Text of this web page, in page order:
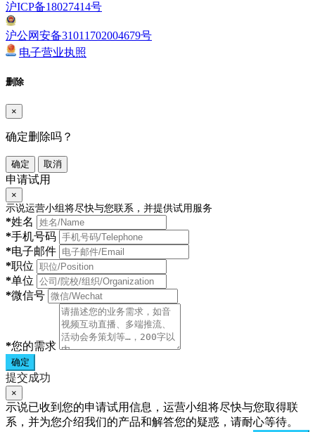
沪ICP备18027414号
沪公网安备31011702004679号
电子营业执照
删除
×
确定删除吗？
确定 取消
申请试用
×
示说运营小组将尽快与您联系，并提供试用服务
*姓名
*手机号码
*电子邮件
*职位
*单位
*微信号
*您的需求
确定
提交成功
×
示说已收到您的申请试用信息，运营小组将尽快与您取得联
系，并为您介绍我们的产品和解答您的疑惑，请耐心等待。